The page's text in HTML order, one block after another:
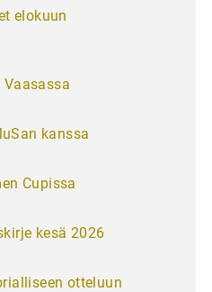
elokuun
kanssa
Cupissa
kesä 2026
otteluun